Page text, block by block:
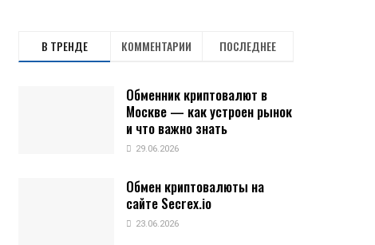
В ТРЕНДЕ КОММЕНТАРИИ ПОСЛЕДНЕЕ
Обменник криптовалют в
Москве — как устроен рынок
и что важно знать
29.06.2026
Обмен криптовалюты на
сайте Secrex.io
23.06.2026